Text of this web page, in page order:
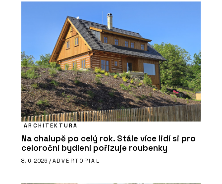
ARCHITEKTURA
Na chalupě po celý rok. Stále více lidí si pro
celoroční bydlení pořizuje roubenky
8. 6. 2026 / ADVERTORIAL